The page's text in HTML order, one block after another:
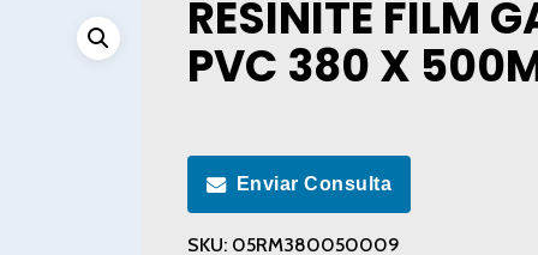
RESINITE FILM
PVC 380 X
Enviar Consulta
SKU: 05RM380050009